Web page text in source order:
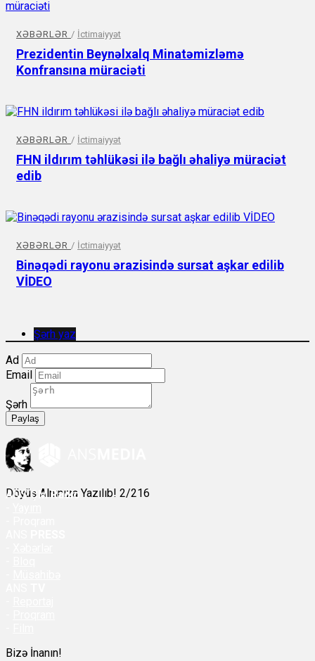
XƏBƏRLƏR / İctimaiyyət
Prezidentin Beynəlxalq Minatəmizləmə
Konfransına müraciəti
XƏBƏRLƏR / İctimaiyyət
FHN ildırım təhlükəsi ilə bağlı əhaliyə müraciət
edib
XƏBƏRLƏR / İctimaiyyət
Binəqədi rayonu ərazisində sursat aşkar edilib
VİDEO
Şərh yaz
Ad
Email
Şərh
Paylaş
Döyüş Alnınıza Yazılıb! 2/216
ANSÇM Radio
Bizə İnanın!